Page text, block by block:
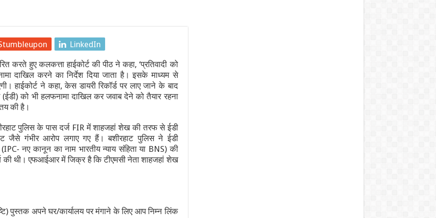
21 साल के सबसे बड़े घोटाले को लेकर मंत्रियों में आर-पार, इस्लामाबाद सील
74 की उम्र में निधन, कैंसर से हार गए जिंदगी की जंग
आंदोलन: छात्र नेता देवेंद्र महतो का आमरण अनशन जारी, 6 और 7 अगस्त को विधानसभा घेराव का अल्टीमेटम
LinkedIn
हुए कलकत्ता हाईकोर्ट की पीठ ने कहा, ‘प्रतिवादी को
दाखिल करने का निर्देश दिया जाता है। इसके माध्यम से
हाईकोर्ट ने कहा, केस डायरी रिकॉर्ड पर लाए जाने के बाद
को भी हलफनामा दाखिल कर जवाब देने को तैयार रहना
की है।
पुलिस के पास दर्ज FIR में शाहजहां शेख की तरफ से ईडी
जैसे गंभीर आरोप लगाए गए हैं। बशीरहाट पुलिस ने ईडी
नए कानून का नाम भारतीय न्याय संहिता या BNS) की
थी। एफआईआर में जिक्र है कि टीएमसी नेता शाहजहां शेख
पुस्तक अपने घर/कार्यालय पर मंगाने के लिए आप निम्न लिंक